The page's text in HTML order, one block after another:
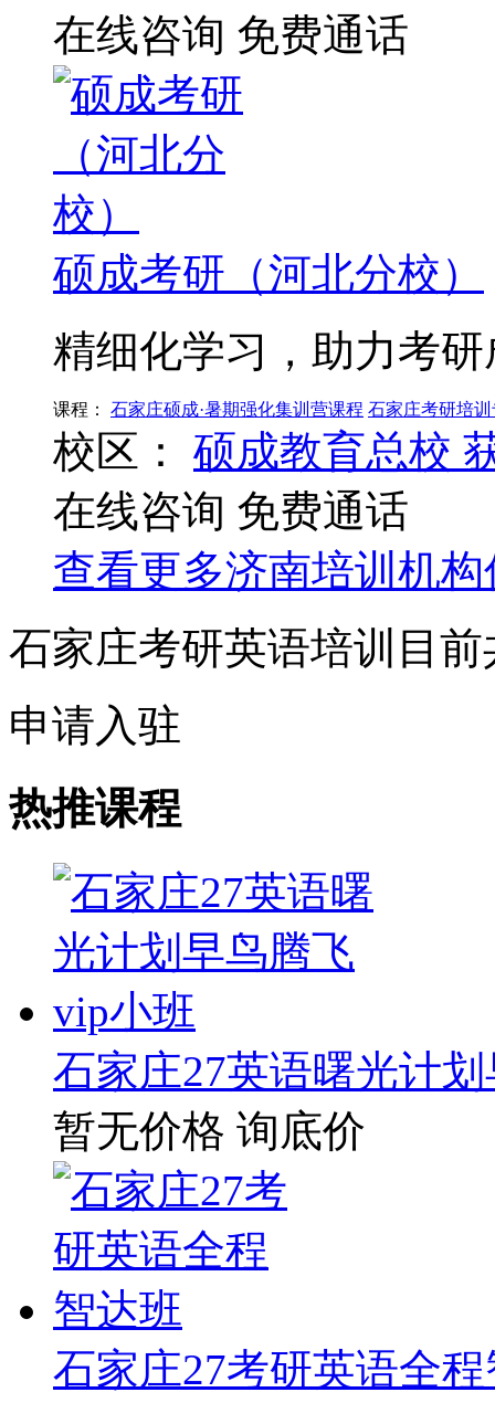
在线咨询 免费通话
硕成考研（河北分校）
精细化学习，助力考研
课程： 石家庄硕成·暑期强化集训营课程 石家庄考研培
校区： 硕成教育总校
在线咨询 免费通话
查看更多济南培训机构
石家庄考研英语培训目
申请入驻
热推课程
石家庄27英语曙光计
暂无价格 询底价
石家庄27考研英语全